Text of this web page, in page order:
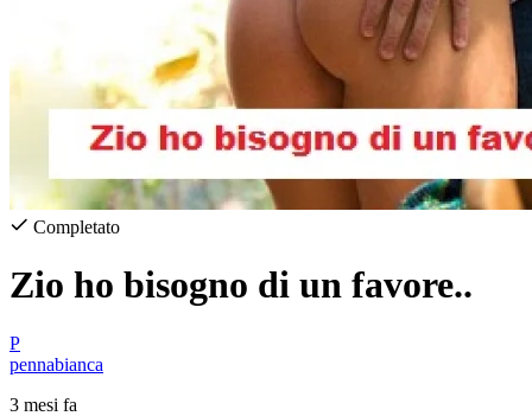
Completato
Zio ho bisogno di un favore..
P
pennabianca
3 mesi fa